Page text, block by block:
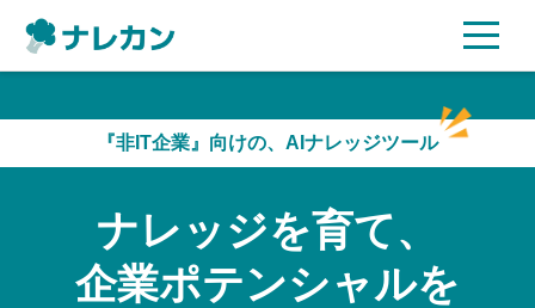
AI機能
ご利用企業様の声
セキュリティ
『非IT企業』向けの、AIナレッジツール
ナレッジを育て、
企業ポテンシャルを